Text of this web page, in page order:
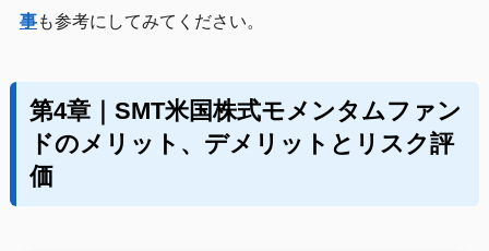
事も参考にしてみてください。
第4章｜SMT米国株式モメンタムファン
ドのメリット、デメリットとリスク評
価